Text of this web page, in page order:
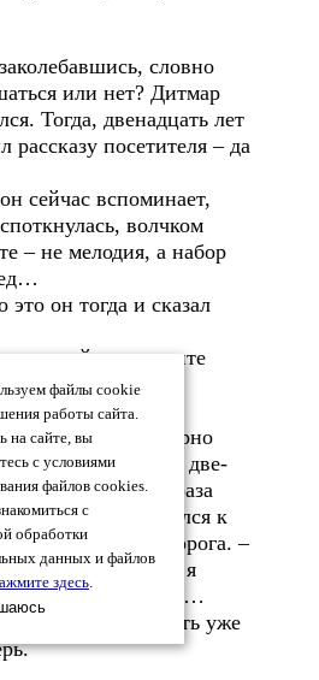
словно
или нет? Дитмар
Тогда, двенадцать лет
рассказу посетителя – да
сейчас вспоминает,
волчком
– не мелодия, а набор
он тогда и сказал
или хотите
Вальтер, я примерно
У меня в день по две-
только два раза
- гость направился к
у самого порога. –
подумайте, а я
к вам в палату…
Дитмар, но гость уже
файлы cookie
работы сайта.
на сайте, вы
с условиями
файлов cookies.
с
обработки
данных и файлов
здесь.